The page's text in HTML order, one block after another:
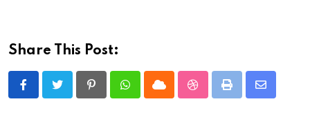
Share This Post:
PinterestWhatsappCloud StumbleUpon
Print
Share